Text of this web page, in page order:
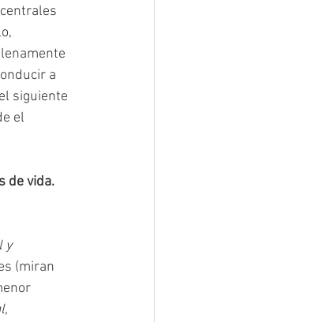
a
siguiente
el
de vida.
y
(miran
,